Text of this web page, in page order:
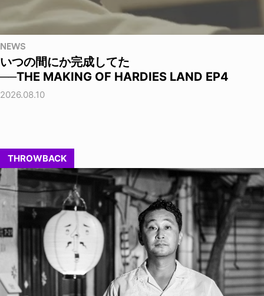
NEWS
いつの間にか完成してた
──THE MAKING OF HARDIES LAND EP4
2026.08.10
THROWBACK